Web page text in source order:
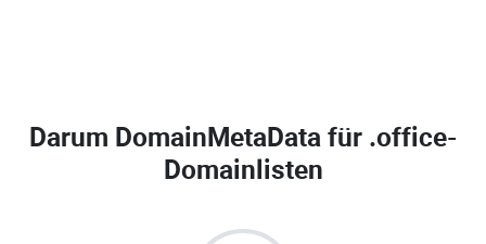
Darum DomainMetaData für .office-
Domainlisten